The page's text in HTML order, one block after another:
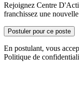
Rejoignez Centre
franchissez une
Postuler pour ce poste
En postulant, vous
Politique de